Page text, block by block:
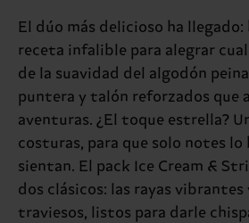
El dúo más delicioso ha llegado:
receta infalible para alegrar
de la suavidad del algodón
puntera y talón reforzados que
aventuras. ¿El toque estrella?
costuras, para que solo notes lo
sientan. El pack Ice Cream &
dos clásicos: las rayas vibrantes
traviesos, listos para darle